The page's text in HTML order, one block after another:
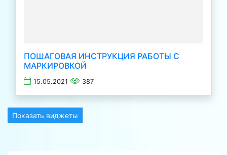
ПОШАГОВАЯ ИНСТРУКЦИЯ РАБОТЫ С
МАРКИРОВКОЙ
15.05.2021 387
Показать виджеты